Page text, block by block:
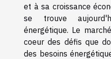
et à sa croissance
se trouve
énergétique. Le
coeur des défis que
des besoins